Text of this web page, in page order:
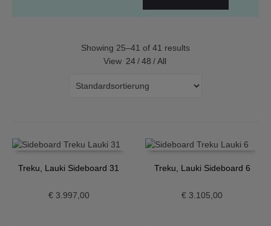
Showing 25–41 of 41 results
View 24 / 48 / All
Treku, Lauki Sideboard 31
€3.997,00
Treku, Lauki Sideboard 6
€ 3.105,00